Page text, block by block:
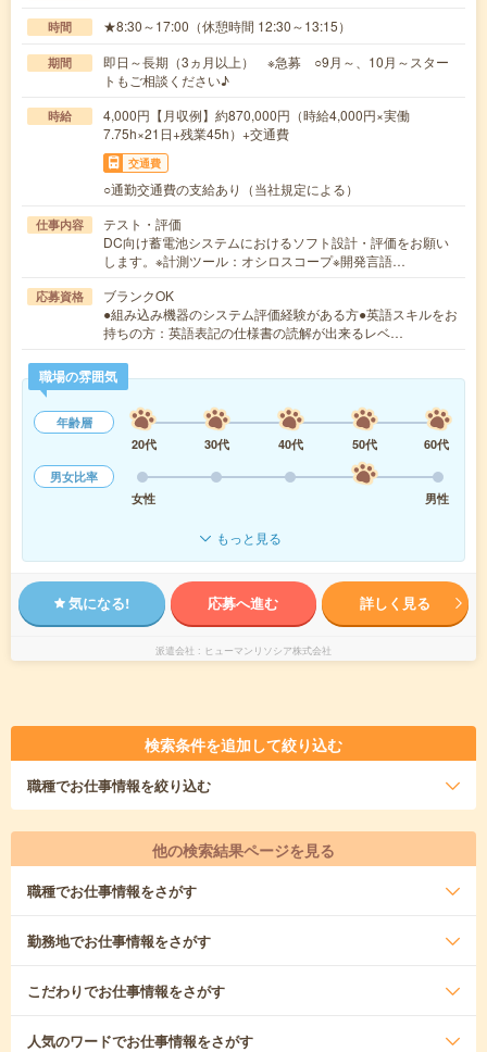
時間 ★8:30～17:00（休憩時間 12:30～13:15）
期間
即日～長期（3ヵ月以上） ※急募 ○9月～、10月～スター
トもご相談ください♪
時給
4,000円【月収例】約870,000円（時給4,000円×実働
7.75h×21日+残業45h）+交通費
交通費
○通勤交通費の支給あり（当社規定による）
仕事内容
テスト・評価
DC向け蓄電池システムにおけるソフト設計・評価をお願い
します。※計測ツール：オシロスコープ※開発言語…
応募資格
ブランクOK
●組み込み機器のシステム評価経験がある方●英語スキルをお
持ちの方：英語表記の仕様書の読解が出来るレベ…
職場の雰囲気
年齢層
20代
30代 40代 50代
60代
男女比率
女性
男性
もっと見る
気になる! 応募へ進む 詳しく見る
派遣会社 ヒューマンリソシア株式会社
検索条件を追加して絞り込む
職種でお仕事情報を絞り込む
他の検索結果ページを見る
職種でお仕事情報をさがす
勤務地でお仕事情報をさがす
こだわりでお仕事情報をさがす
人気のワードでお仕事情報をさがす